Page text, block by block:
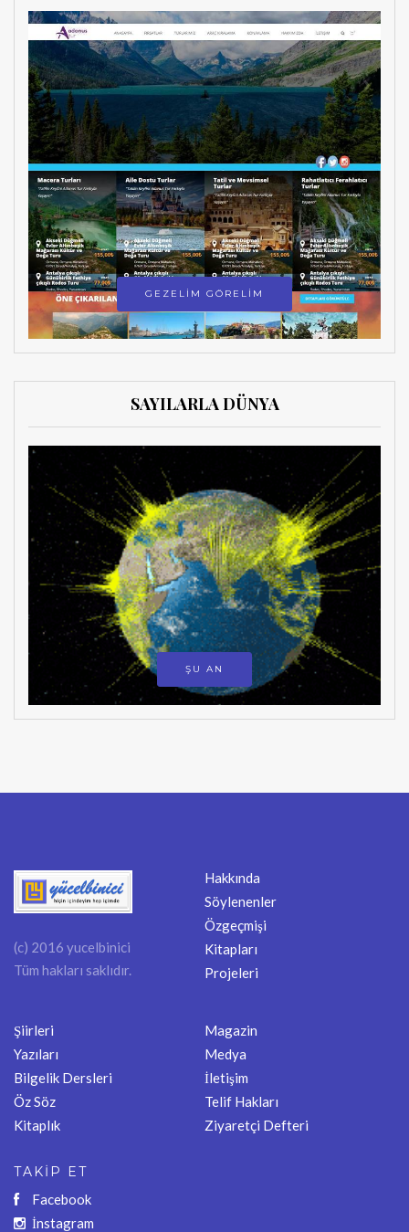
GEZELİM GÖRELİM
SAYILARLA DÜNYA
ŞU AN
(c) 2016 yucelbinici
Tüm hakları saklıdır.
Hakkında
Söylenenler
Özgeçmişi
Kitapları
Projeleri
Şiirleri
Yazıları
Bilgelik Dersleri
Öz Söz
Kitaplık
Magazin
Medya
İletişim
Telif Hakları
Ziyaretçi Defteri
TAKİP ET
Facebook
İnstagram